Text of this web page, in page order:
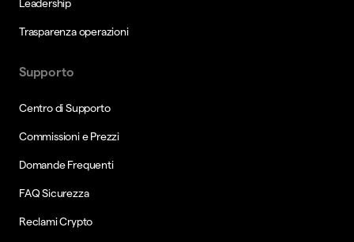
Leadership
Trasparenza operazioni
Supporto
Centro di Supporto
Commissioni e Prezzi
Domande Frequenti
FAQ Sicurezza
Reclami Crypto